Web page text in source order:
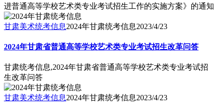
进普通高等学校艺术类专业考试招生工作的实施方案》的通知
甘肃美术统考信息2024年甘肃统考信息2023/4/23
2024年甘肃省普通高等学校艺术类专业考试招生改革问答
甘肃统考信息,2024年甘肃省普通高等学校艺术类专业考试招
生改革问答
甘肃美术统考信息2024年甘肃统考信息2023/4/23